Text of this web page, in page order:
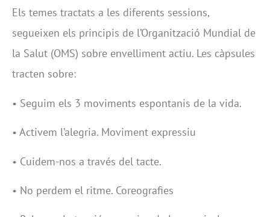
Els temes tractats a les diferents sessions,
segueixen els principis de l’Organització Mundial de
la Salut (OMS) sobre envelliment actiu. Les càpsules
tracten sobre:
• Seguim els 3 moviments espontanis de la vida.
• Activem l’alegria. Moviment expressiu
• Cuidem-nos a través del tacte.
• No perdem el ritme. Coreografies